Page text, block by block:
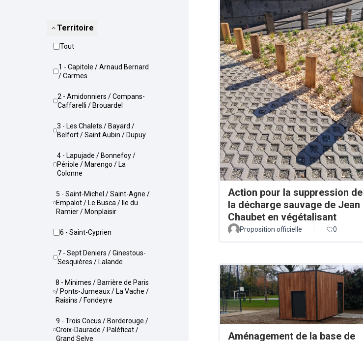
Territoire
Tout
1 - Capitole / Arnaud Bernard
/ Carmes
2 - Amidonniers / Compans-
Caffarelli / Brouardel
3 - Les Chalets / Bayard /
Belfort / Saint Aubin / Dupuy
4 - Lapujade / Bonnefoy /
Périole / Marengo / La
Colonne
5 - Saint-Michel / Saint-Agne /
Empalot / Le Busca / Ile du
Ramier / Monplaisir
6 - Saint-Cyprien
7 - Sept Deniers / Ginestous-
Sesquières / Lalande
8 - Minimes / Barrière de Paris
/ Ponts-Jumeaux / La Vache /
Raisins / Fondeyre
9 - Trois Cocus / Borderouge /
Croix-Daurade / Paléficat /
Grand Selve
Action pour la suppression de
la décharge sauvage de Jean
Chaubet en végétalisant
Proposition officielle 0
Aménagement de la base de